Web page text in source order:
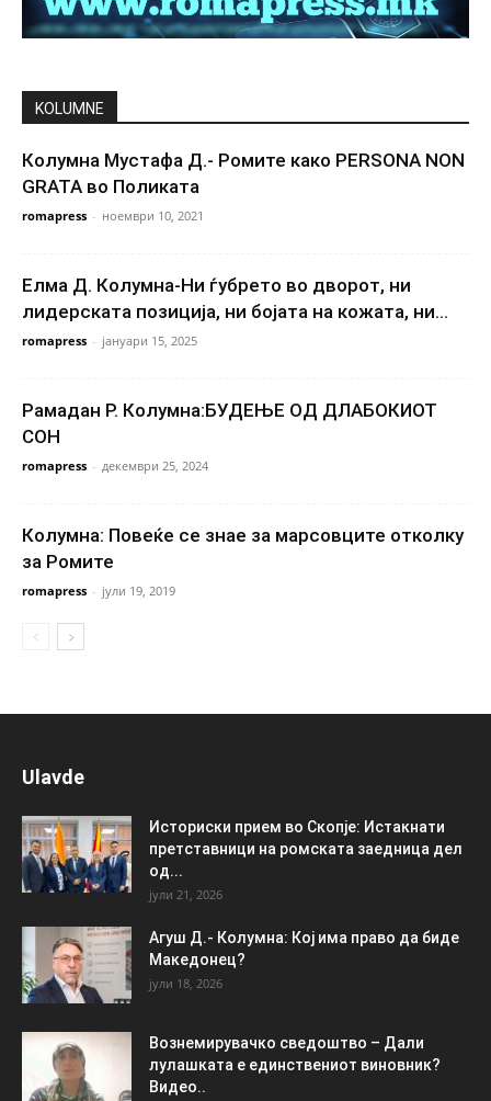
KOLUMNE
Колумна Мустафа Д.- Ромите како PERSONA NON
GRATA во Поликата
romapress - ноември 10, 2021
Елма Д. Колумна-Ни ѓубрето во дворот, ни
лидерската позиција, ни бојата на кожата, ни...
romapress - јануари 15, 2025
Рамадан Р. Колумна:БУДЕЊЕ ОД ДЛАБОКИОТ
СОН
romapress - декември 25, 2024
Колумна: Повеќе се знае за марсовците отколку
за Ромите
romapress - јули 19, 2019
Ulavde
Историски прием во Скопје: Истакнати
претставници на ромската заедница дел
од...
јули 21, 2026
Агуш Д.- Колумна: Кој има право да биде
Македонец?
јули 18, 2026
Вознемирувачко сведоштво – Дали
лулашката е единствениот виновник?
Видео..